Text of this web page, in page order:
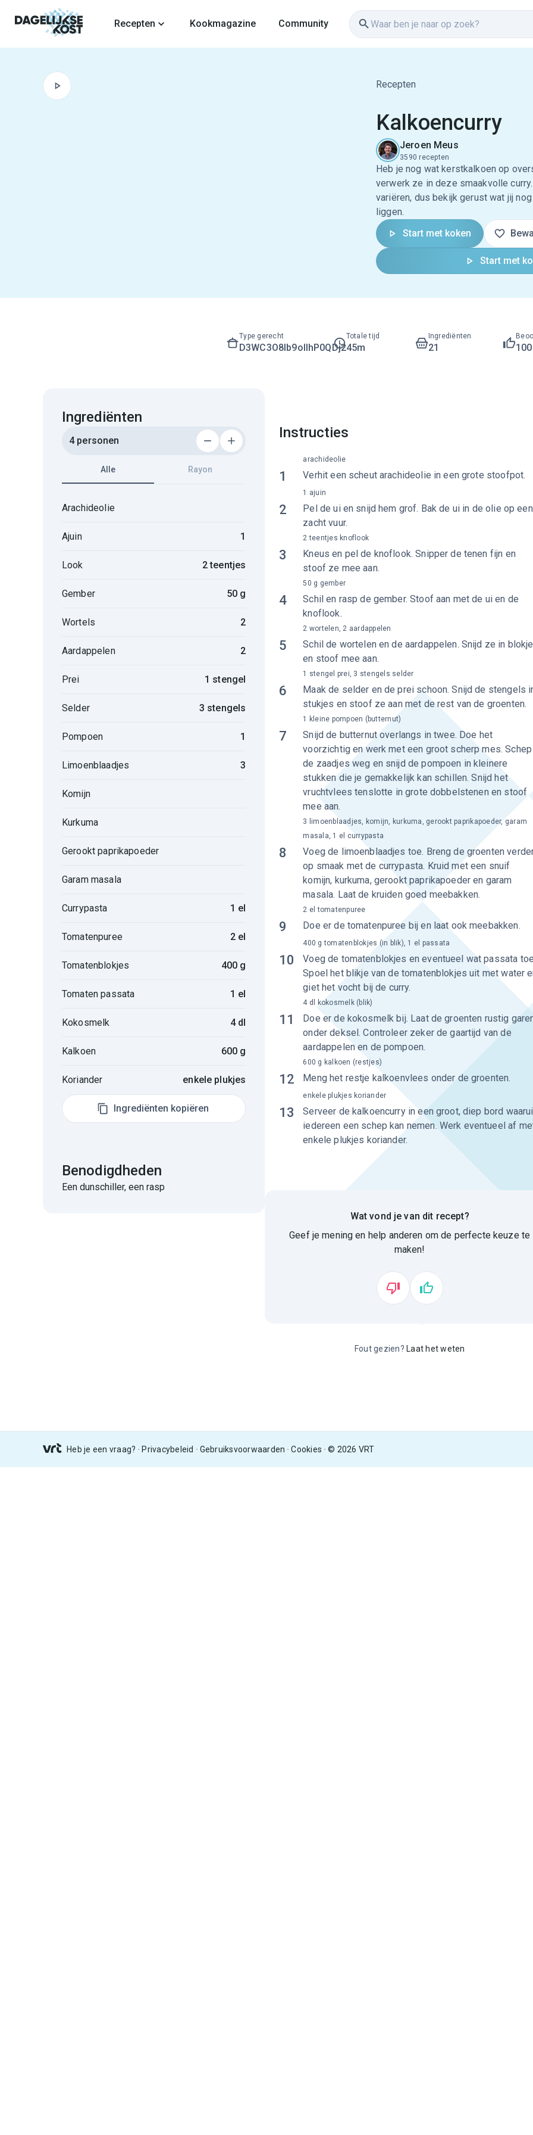
Recepten
Kookmagazine Community
Recepten
Kalkoencurry
Jeroen Meus
3590 recepten
Heb je nog wat kerstkalkoen op
verwerk ze in deze smaakvolle
variëren, dus bekijk gerust wat jij
liggen.
Start met koken
Start met
Type gerecht
D3WC3O8lb9ollhP0QDj2
Totale tijd
45m
Ingrediënten
21
Ingrediënten
4 personen
Alle Rayon
Arachideolie
Ajuin 1
Look 2 teentjes
Gember 50 g
Wortels 2
Aardappelen 2
Prei 1 stengel
Selder 3 stengels
Pompoen 1
Limoenblaadjes 3
Komijn
Kurkuma
Gerookt paprikapoeder
Garam masala
Currypasta 1 el
Tomatenpuree 2 el
Tomatenblokjes 400 g
Tomaten passata 1 el
Kokosmelk 4 dl
Kalkoen 600 g
Koriander enkele plukjes
Ingrediënten kopiëren
Benodigdheden
Een dunschiller, een rasp
Instructies
1 Verhit een scheut arachideolie in een grote stoofpot.
arachideolie
2
Pel de ui en snijd hem grof. Bak de ui in de olie op een
zacht vuur.
1 ajuin
3
Kneus en pel de knoflook. Snipper de tenen fijn en
stoof ze mee aan.
2 teentjes knoflook
4
Schil en rasp de gember. Stoof aan met de ui en de
knoflook.
50 g gember
5
Schil de wortelen en de aardappelen. Snijd ze in
en stoof mee aan.
2 wortelen, 2 aardappelen
6
Maak de selder en de prei schoon. Snijd de stengels
stukjes en stoof ze aan met de rest van de groenten.
1 stengel prei, 3 stengels selder
7
Snijd de butternut overlangs in twee. Doe het
voorzichtig en werk met een groot scherp mes. Schep
de zaadjes weg en snijd de pompoen in kleinere
stukken die je gemakkelijk kan schillen. Snijd het
vruchtvlees tenslotte in grote dobbelstenen en stoof
mee aan.
1 kleine pompoen (butternut)
8
Voeg de limoenblaadjes toe. Breng de groenten
op smaak met de currypasta. Kruid met een snuif
komijn, kurkuma, gerookt paprikapoeder en garam
masala. Laat de kruiden goed meebakken.
3 limoenblaadjes, komijn, kurkuma, gerookt paprikapoeder, garam
masala, 1 el currypasta
9 Doe er de tomatenpuree bij en laat ook meebakken.
2 el tomatenpuree
10
Voeg de tomatenblokjes en eventueel wat passata
Spoel het blikje van de tomatenblokjes uit met water
giet het vocht bij de curry.
400 g tomatenblokjes (in blik), 1 el passata
11
Doe er de kokosmelk bij. Laat de groenten rustig
onder deksel. Controleer zeker de gaartijd van de
aardappelen en de pompoen.
4 dl kokosmelk (blik)
12 Meng het restje kalkoenvlees onder de groenten.
600 g kalkoen (restjes)
13
Serveer de kalkoencurry in een groot, diep bord
iedereen een schep kan nemen. Werk eventueel af
enkele plukjes koriander.
enkele plukjes koriander
Wat vond je van dit recept?
Geef je mening en help anderen om de perfecte keuze te
maken!
Fout gezien? Laat het weten
Heb je een vraag? Privacybeleid Gebruiksvoorwaarden Cookies © 2026 VRT